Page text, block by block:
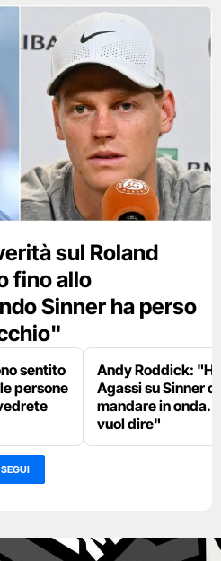
sul Roland
fino allo
Sinner ha perso
sentito
persone
Andy Roddick:
Agassi su Sinner
mandare in onda.
vuol dire"
SEGUI